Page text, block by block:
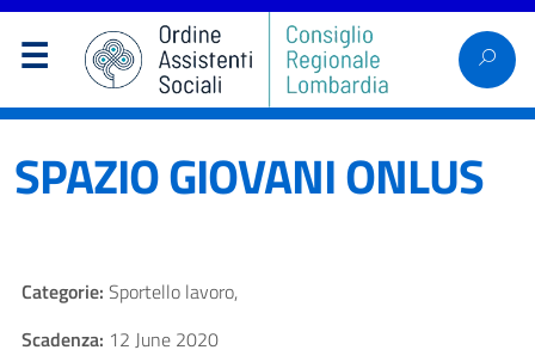
SPAZIO GIOVANI ONLUS
Categorie: Sportello lavoro,
Scadenza: 12 June 2020